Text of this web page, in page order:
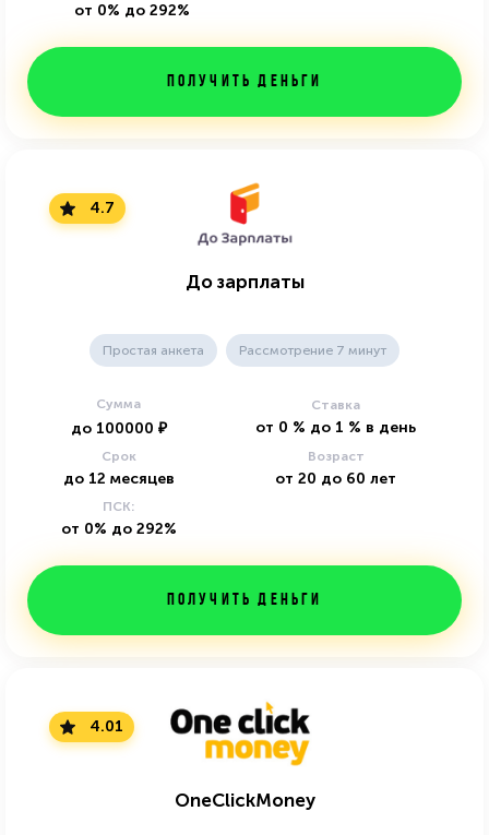
от 0% до 292%
Получить деньги
4.7
До зарплаты
Простая анкета Рассмотрение 7 минут
Сумма
до 100000 ₽
Ставка
от 0 % до 1 % в день
Срок
до 12 месяцев
Возраст
от 20 до 60 лет
ПСК:
от 0% до 292%
Получить деньги
4.01
OneClickMoney